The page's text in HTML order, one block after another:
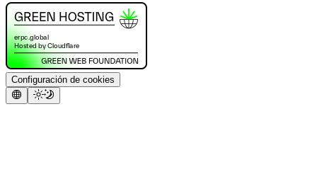
Configuración de cookies